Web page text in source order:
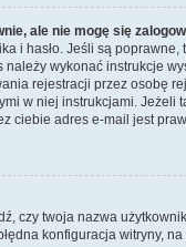
ale nie mogę się
i hasło. Jeśli są
wykonać instrukcje
rejestracji przez osobę
w niej instrukcjami. Jeżeli
ciebie adres e-mail jest
czy twoja nazwa
konfiguracja witryny,